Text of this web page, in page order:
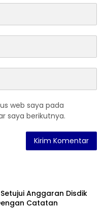
web saya pada
saya berikutnya.
Setujui Anggaran Disdik
Catatan